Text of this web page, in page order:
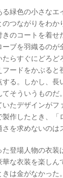
緑色の小さな
つながりをわ
のコートを着
ブを羽織るの
らすぐにどろ
ードをかぶる
る。しかし、
そういうもの
たデザインが
作したとき、
を求めないのは
登場人物の衣
な衣装を楽し
は金がなかっ